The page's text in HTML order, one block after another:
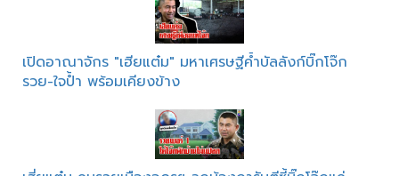
เปิดอาณาจักร "เฮียแต๋ม" มหาเศรษฐีค้ำบัลลังก์บิ๊กโจ๊ก
รวย-ใจป้ำ พร้อมเคียงข้าง